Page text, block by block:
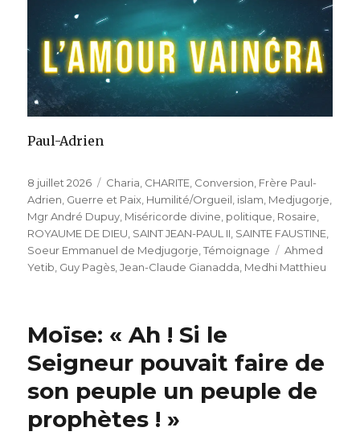
Paul-Adrien
Publié
le
8 juillet 2026 Catégories
Charia CHARITE Conversion Frère Paul-
Adrien Guerre et Paix Humilité/Orgueil islam Medjugorje
Mgr André Dupuy Miséricorde divine politique Rosaire
ROYAUME DE DIEU SAINT JEAN-PAUL II SAINTE FAUSTINE
Soeur Emmanuel de Medjugorje ,Témoignage Étiquettes
Ahmed
Yetib Guy Pagès ,Jean-Claude Gianadda Medhi Matthieu
Moïse: « Ah ! Si le
Seigneur pouvait faire de
son peuple un peuple de
prophètes ! »